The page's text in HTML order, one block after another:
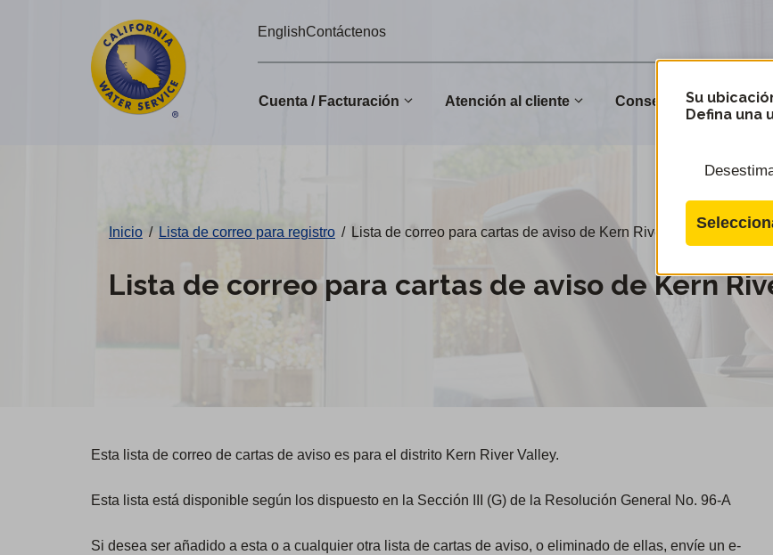
EnglishContáctenos
Cuenta / Facturación Atención al cliente Conservación
Su
Defina una
Inicio / Lista de correo para registro / Lista de correo para cartas de aviso de Kern River Valley
Lista de correo para cartas de aviso de Kern
Esta lista de correo de cartas de aviso es para el distrito Kern River Valley.
Esta lista está disponible según los dispuesto en la Sección III (G) de la Resolución General No. 96-A
Si desea ser añadido a esta o a cualquier otra lista de cartas de aviso, o eliminado de ellas, envíe un e-